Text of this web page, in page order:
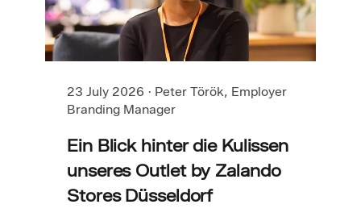
23 July 2026 · Peter Török, Employer
Branding Manager
Ein Blick hinter die Kulissen
unseres Outlet by Zalando
Stores Düsseldorf